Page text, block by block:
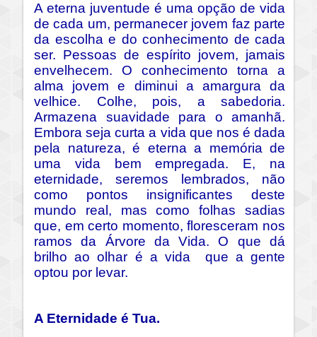
A eterna juventude é uma opção de vida
de cada um, permanecer jovem faz parte
da escolha e do conhecimento de cada
ser. Pessoas de espírito jovem, jamais
envelhecem. O conhecimento torna a
alma jovem e diminui a amargura da
velhice. Colhe, pois, a sabedoria.
Armazena suavidade para o amanhã.
Embora seja curta a vida que nos é dada
pela natureza, é eterna a memória de
uma vida bem empregada. E, na
eternidade, seremos lembrados, não
como pontos insignificantes deste
mundo real, mas como folhas sadias
que, em certo momento, floresceram nos
ramos da Árvore da Vida. O que dá
brilho ao olhar é a vida
que a gente
optou por levar.
A Eternidade é Tua.